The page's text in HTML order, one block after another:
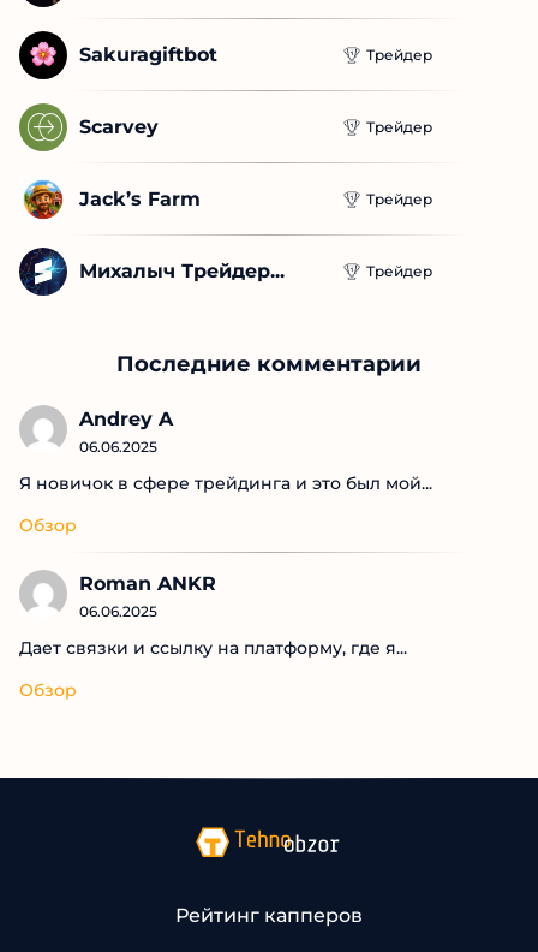
Sakuragiftbot Трейдер
Scarvey Трейдер
Jack’s Farm Трейдер
Михалыч Трейдер... Трейдер
Последние комментарии
Andrey A
06.06.2025
Я новичок в сфере трейдинга и это был мой...
Обзор
Roman ANKR
06.06.2025
Дает связки и ссылку на платформу, где я...
Обзор
Рейтинг капперов